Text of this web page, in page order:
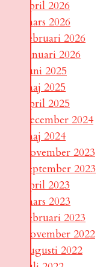
april 2026
mars 2026
februari 2026
januari 2026
juni 2025
maj 2025
april 2025
december 2024
maj 2024
november 2023
september 2023
april 2023
mars 2023
februari 2023
november 2022
augusti 2022